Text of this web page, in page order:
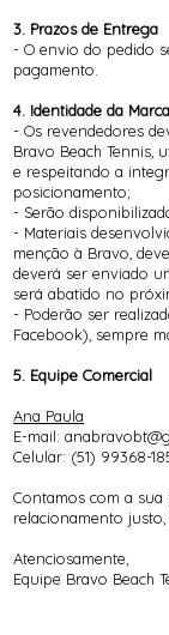
3. Prazos de Entrega
- O envio do pedido
pagamento.
4. Identidade da Marca
- Os revendedores
Bravo Beach Tennis,
e respeitando a
posicionamento;
- Serão
- Materiais
menção à Bravo,
deverá ser enviado
será abatido no
- Poderão ser
Facebook), sempre
5. Equipe Comercial
Ana Paula
E-mail:
Celular: (51) 99368-
Contamos com a
relacionamento
Atenciosamente,
Equipe Bravo Beach